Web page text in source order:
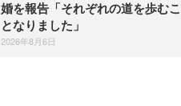
婚を報告「それぞれの道を歩む
となりました」
2026年8月6日